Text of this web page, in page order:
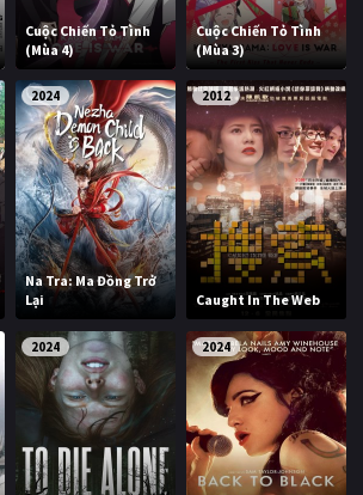
Cuộc Chiến Tỏ Tình
(Mùa 4)
Cuộc Chiến Tỏ Tình
(Mùa 3)
2024
Na Tra: Ma Đồng Trở
Lại
2012
Caught In The Web
2024 2024